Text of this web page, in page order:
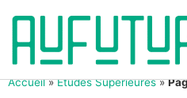
Accueil»Études Supérieures»